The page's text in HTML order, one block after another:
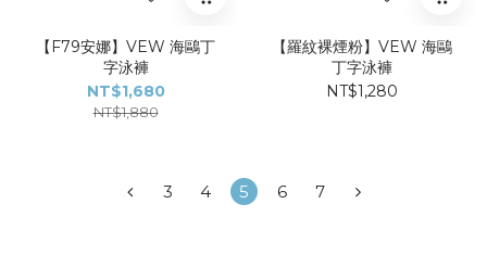
【F79安娜】VEW 海鷗丁
字泳褲
NT$1,680
NT$1,880
【羅紋裸煙粉】VEW 海鷗
丁字泳褲
NT$1,280
3 4 5 6 7